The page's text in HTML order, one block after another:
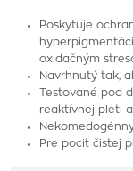
Poskytuje
oxidačným
Navrhnutý tak,
Testované pod
reaktívnej pleti
Pre pocit čistej